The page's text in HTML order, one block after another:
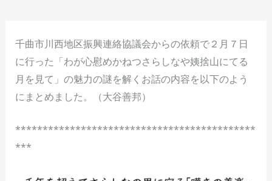
千曲市川西地区振興連絡協議会からの依頼で２月７日
に行った「わが心慰めかねつさらしなや姨捨山にてる
月を見て」の魅力の謎を解くお話の内容を以下のよう
にまとめました。（大谷善邦）
********************************************
***